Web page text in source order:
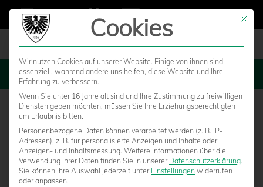
MENU
Mit
Cookies
Wir nutzen Cookies auf unserer Website. Einige von ihnen sind
essenziell, während andere uns helfen, diese Website und Ihre
Erfahrung zu verbessern.
Wenn Sie unter 16 Jahre alt sind und Ihre Zustimmung zu freiwilligen
Diensten geben möchten, müssen Sie Ihre Erziehungsberechtigten
um Erlaubnis bitten.
Personenbezogene Daten können verarbeitet werden (z. B. IP-
Adressen), z. B. für personalisierte Anzeigen und Inhalte oder
Anzeigen- und Inhaltsmessung. Weitere Informationen über die
Verwendung Ihrer Daten finden Sie in unserer Datenschutzerklärung.
Sie können Ihre Auswahl jederzeit unter Einstellungen widerrufen
oder anpassen.